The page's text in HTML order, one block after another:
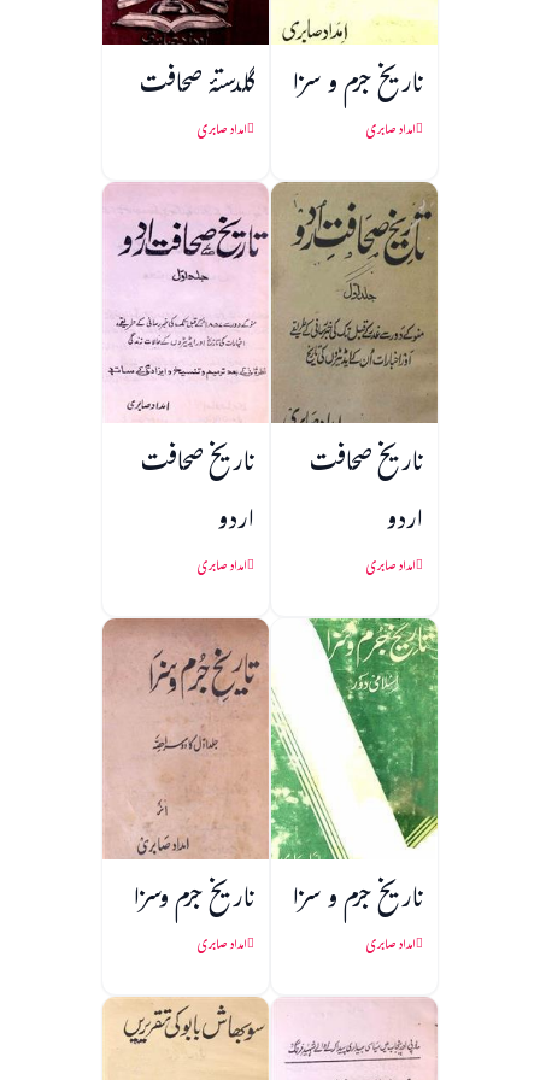
تاریخ جرم و سزا
امداد صابری
گلدستۂ صحافت
امداد صابری
تاریخ صحافت
اردو
امداد صابری
تاریخ صحافت
اردو
امداد صابری
تاریخ جرم و سزا
امداد صابری
تاریخ جرم وسزا
امداد صابری